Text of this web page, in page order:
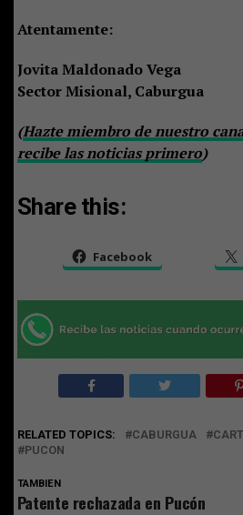
Atentamente:
Jovita Maldonado Vega
Sector Misional, Caburgua
(Hazte miembro de nuestro
recibe las noticias primero)
Share this:
Facebook
RELATED TOPICS: CABURGUA
PUCON
TAMBIEN
Patente rechazada en Pucón